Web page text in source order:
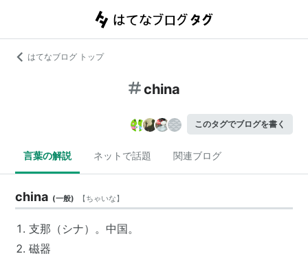
はてなブログ トップ
china
このタグでブログを書く
言葉の解説 ネットで話題 関連ブログ
china (一般) 【ちゃいな】
支那 （ シナ）。 中国。
磁器